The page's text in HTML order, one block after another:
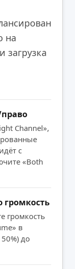
на
загрузка
Channel»,
с
«Both
громкость
громкость
в
до